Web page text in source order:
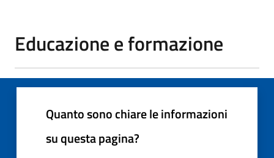
Educazione e formazione
Quanto sono chiare le informazioni
su questa pagina?